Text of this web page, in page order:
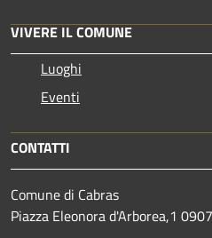
VIVERE IL COMUNE
Luoghi
Eventi
CONTATTI
Comune di Cabras
Piazza Eleonora d'Arborea,1